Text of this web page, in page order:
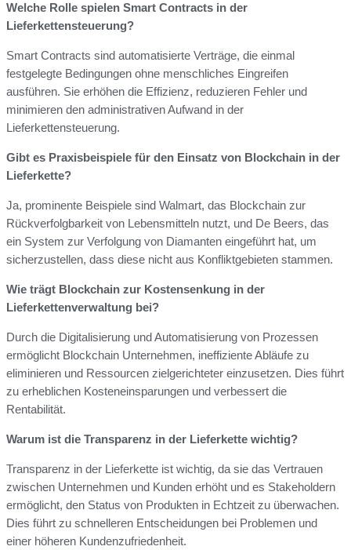
Welche Rolle spielen Smart Contracts in der
Lieferkettensteuerung?
Smart Contracts sind automatisierte Verträge, die einmal
festgelegte Bedingungen ohne menschliches Eingreifen
ausführen. Sie erhöhen die Effizienz, reduzieren Fehler und
minimieren den administrativen Aufwand in der
Lieferkettensteuerung.
Gibt es Praxisbeispiele für den Einsatz von Blockchain in der
Lieferkette?
Ja, prominente Beispiele sind Walmart, das Blockchain zur
Rückverfolgbarkeit von Lebensmitteln nutzt, und De Beers, das
ein System zur Verfolgung von Diamanten eingeführt hat, um
sicherzustellen, dass diese nicht aus Konfliktgebieten stammen.
Wie trägt Blockchain zur Kostensenkung in der
Lieferkettenverwaltung bei?
Durch die Digitalisierung und Automatisierung von Prozessen
ermöglicht Blockchain Unternehmen, ineffiziente Abläufe zu
eliminieren und Ressourcen zielgerichteter einzusetzen. Dies führt
zu erheblichen Kosteneinsparungen und verbessert die
Rentabilität.
Warum ist die Transparenz in der Lieferkette wichtig?
Transparenz in der Lieferkette ist wichtig, da sie das Vertrauen
zwischen Unternehmen und Kunden erhöht und es Stakeholdern
ermöglicht, den Status von Produkten in Echtzeit zu überwachen.
Dies führt zu schnelleren Entscheidungen bei Problemen und
einer höheren Kundenzufriedenheit.